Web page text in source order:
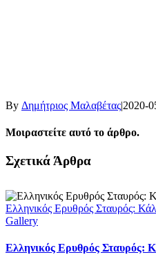
By Δημήτριος Μαλαβέτας|2020-
Μοιραστείτε αυτό το άρθρο.
Facebook
X
LinkedIn
WhatsApp
Email
Σχετικά Άρθρα
Ελληνικός Ερυθρός Σταυρός:
Gallery
Ελληνικός Ερυθρός Σταυρός: